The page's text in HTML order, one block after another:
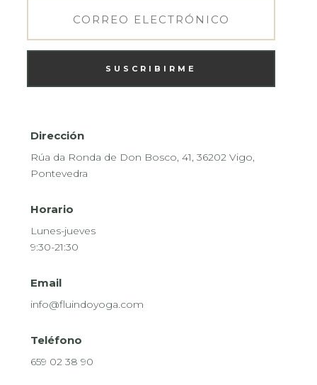
SUSCRIBIRME
Dirección
Rúa da Ronda de Don Bosco, 41, 36202 Vigo,
Pontevedra
Horario
Lunes-jueves
9:30-21:30
Email
info@fluindoyoga.com
Teléfono
659 02 38 90